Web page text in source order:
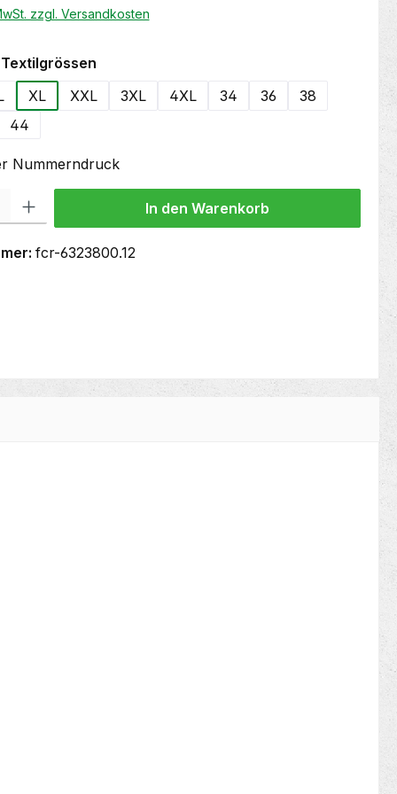
zzgl. Versandkosten
auswählen
XL XXL 3XL 4XL 34 36
38
44
Nummerndruck
den gewünschten Wert ein oder benutze die Schaltflächen um die
In den Warenkorb
fcr-6323800.12